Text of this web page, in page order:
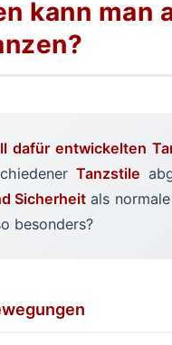
kann man
dafür entwickelten
Tanzstile
Sicherheit als
besonders?